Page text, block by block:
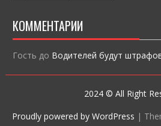
КОММЕНТАРИИ
Гость до Водителей будут
2024 © All Right
Proudly powered by WordPress |